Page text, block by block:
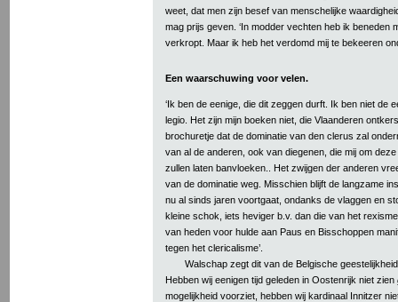
weet, dat men zijn besef van menschelijke
mag prijs geven. ‘In modder vechten heb ik beneden
verkropt. Maar ik heb het verdomd mij te bekeeren
Een waarschuwing voor velen.
‘Ik ben de eenige, die dit zeggen durft. Ik ben niet de
legio. Het zijn mijn boeken niet, die Vlaanderen
brochuretje dat de dominatie van den clerus zal
van al de anderen, ook van diegenen, die mij om
zullen laten banvloeken.. Het zwijgen der anderen
van de dominatie weg. Misschien blijft de langzame
nu al sinds jaren voortgaat, ondanks de vlaggen en
kleine schok, iets heviger b.v. dan die van het
van heden voor hulde aan Paus en Bisschoppen
tegen het clericalisme’.
Walschap zegt dit van de Belgische
Hebben wij eenigen tijd geleden in Oostenrijk niet zien
mogelijkheid voorziet, hebben wij kardinaal Innitzer